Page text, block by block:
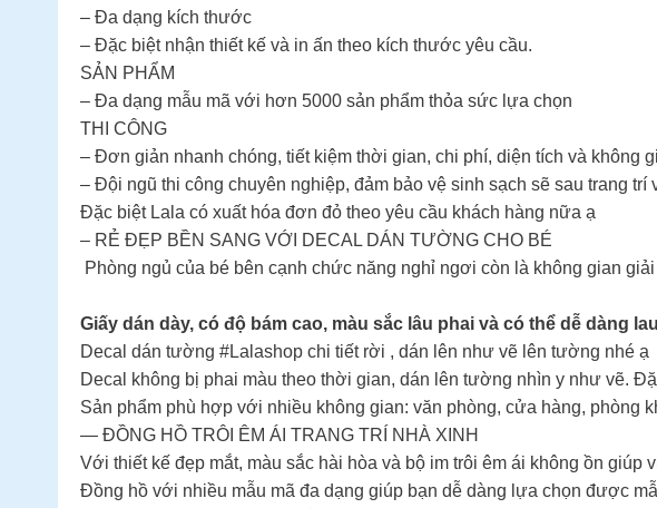
– Đa dạng kích thước
– Đặc biệt nhận thiết kế và in ấn theo kích thước yêu cầu.
SẢN PHẨM
– Đa dạng mẫu mã với hơn 5000 sản phẩm thỏa sức lựa chọn
THI CÔNG
– Đơn giản nhanh chóng, tiết kiệm thời gian, chi phí, diện tích và không
– Đội ngũ thi công chuyên nghiệp, đảm bảo vệ sinh sạch sẽ sau trang
Đặc biệt Lala có xuất hóa đơn đỏ theo yêu cầu khách hàng nữa ạ
– RẺ ĐẸP BỀN SANG VỚI DECAL DÁN TƯỜNG CHO BÉ
Phòng ngủ của bé bên cạnh chức năng nghỉ ngơi còn là không gian
Giấy dán dày, có độ bám cao, màu sắc lâu phai và có thể dễ dàng
Decal dán tường #Lalashop chi tiết rời , dán lên như vẽ lên tường nhé ạ
Decal không bị phai màu theo thời gian, dán lên tường nhìn y như vẽ.
Sản phẩm phù hợp với nhiều không gian: văn phòng, cửa hàng, phòng
— ĐỒNG HỒ TRÔI ÊM ÁI TRANG TRÍ NHÀ XINH
Với thiết kế đẹp mắt, màu sắc hài hòa và bộ im trôi êm ái không ồn
Đồng hồ với nhiều mẫu mã đa dạng giúp bạn dễ dàng lựa chọn được